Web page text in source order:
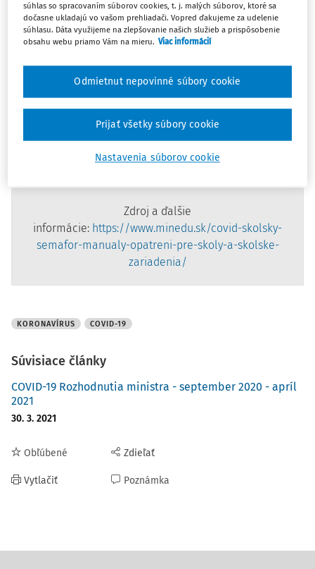
upravujú organizáciu a podmienky výchovy a
vzdelávania pre školský rok a akademický rok 2020/2021.
Dokumenty boli aktualizované 19. 4. 2021 podľa platných
opatrení a odporúčaní Úradu verejného zdravotníctva SR.
Materské školy (aktualizované 19. 4. 2021)
Základné školy a školské zariadenia (aktualizované 19.
Zdroj a ďalšie
informácie: https://www.minedu.sk/covid-skolsky-
semafor-manualy-opatreni-pre-skoly-a-skolske-
zariadenia/
KORONAVÍRUS COVID-19
Súvisiace články
COVID-19 Rozhodnutia ministra - september 2020 - apríl
2021
30. 3. 2021
Obľúbené
Vytlačiť
Zdieľať
Poznámka
súhlas so spracovaním súborov cookies, t. j. malých súborov, ktoré sa
dočasne ukladajú vo vašom prehliadači. Vopred ďakujeme za udelenie
súhlasu. Dáta využijeme na zlepšovanie našich služieb a prispôsobenie
obsahu webu priamo Vám na mieru. Viac informácií
Nastavenia súborov cookie
Odmietnut nepovinné súbory cookie
Prijať všetky súbory cookie